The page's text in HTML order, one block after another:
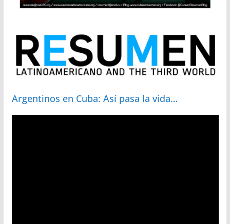
Argentinos en Cuba: Así pasa la vida…